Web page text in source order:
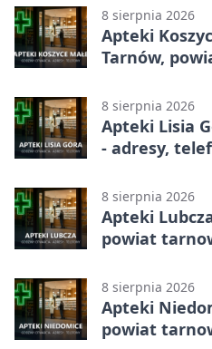
8 sierpnia 2026
Apteki
Tarnów,
8 sierpnia 2026
Apteki Lisia
- adresy,
8 sierpnia 2026
Apteki
powiat
8 sierpnia 2026
Apteki
powiat